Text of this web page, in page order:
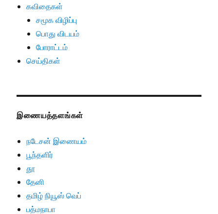
கவிதைகள்
சமூக விழிப்பு
பொது விடயம்
போராட்டம்
செய்திகள்
இணையத்தளங்கள்
நடேசன் இணையம்
பூந்தளிர்
தூ
தேனி
தமிழ் நியூஸ் வெப்
பத்மநாபா